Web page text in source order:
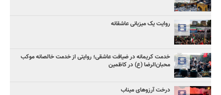
روایت یک میزبانی عاشقانه
خدمت کریمانه در ضیافت عاشقی؛ روایتی از خدمت خالصانه موکب
محبان‌الرضا (ع) در کاظمین
درخت آرزوهای میناب